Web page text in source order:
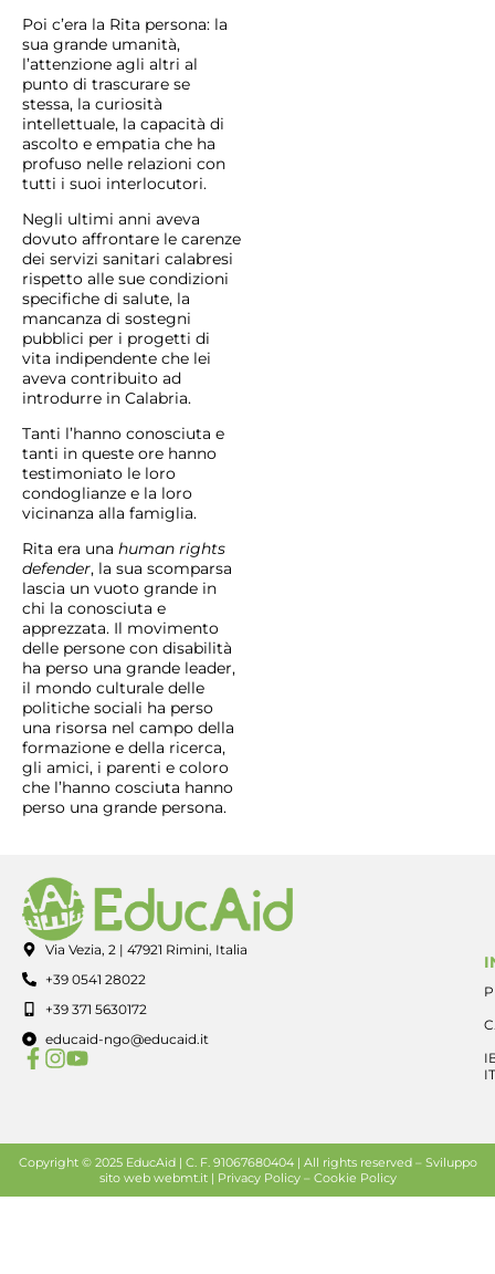
Poi c’era la Rita persona: la
sua grande umanità,
l’attenzione agli altri al
punto di trascurare se
stessa, la curiosità
intellettuale, la capacità di
ascolto e empatia che ha
profuso nelle relazioni con
tutti i suoi interlocutori.
Negli ultimi anni aveva
dovuto affrontare le carenze
dei servizi sanitari calabresi
rispetto alle sue condizioni
specifiche di salute, la
mancanza di sostegni
pubblici per i progetti di
vita indipendente che lei
aveva contribuito ad
introdurre in Calabria.
Tanti l’hanno conosciuta e
tanti in queste ore hanno
testimoniato le loro
condoglianze e la loro
vicinanza alla famiglia.
Rita era una human rights
defender, la sua scomparsa
lascia un vuoto grande in
chi la conosciuta e
apprezzata. Il movimento
delle persone con disabilità
ha perso una grande leader,
il mondo culturale delle
politiche sociali ha perso
una risorsa nel campo della
formazione e della ricerca,
gli amici, i parenti e coloro
che l’hanno cosciuta hanno
perso una grande persona.
Via Vezia, 2 | 47921 Rimini, Italia
+39 0541 28022
+39 371 5630172
educaid-ngo@educaid.it
Copyright © 2025 EducAid | C. F. 91067680404 | All rights reserved – Sviluppo
sito webwebmt.it | Privacy Policy– Cookie Policy